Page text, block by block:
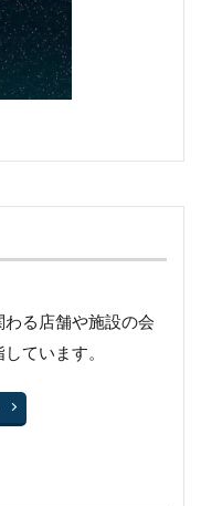
る店舗や施設の会
ています。